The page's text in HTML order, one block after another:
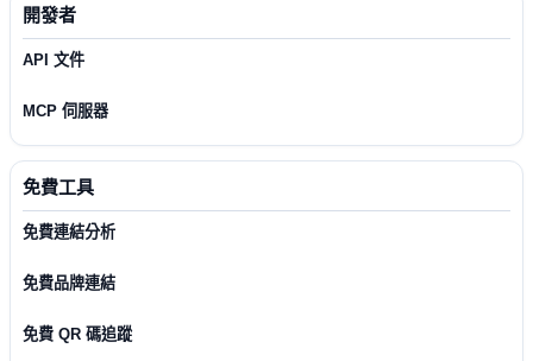
開發者
API 文件
MCP 伺服器
免費工具
免費連結分析
免費品牌連結
免費 QR 碼追蹤